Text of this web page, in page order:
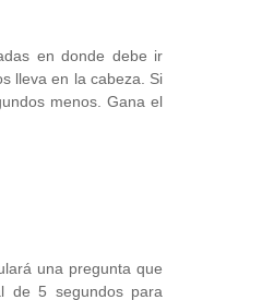
en donde debe ir
lleva en la cabeza. Si
menos. Gana el
una pregunta que
de 5 segundos para